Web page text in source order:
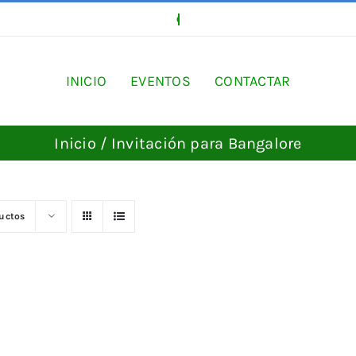
INICIO EVENTOS CONTACTAR
Inicio Invitación para Bangalore